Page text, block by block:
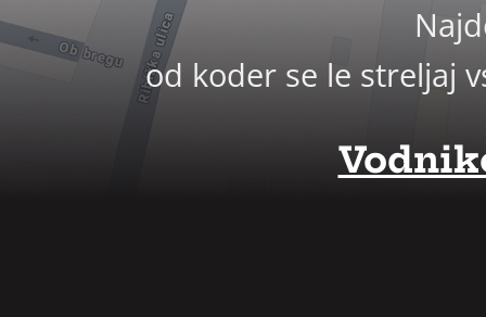
od koder se le streljaj